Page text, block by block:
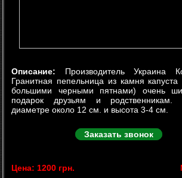
Описание: Производитель Украина
Гранитная пепельница из камня
большими черными пятнами) очень
подарок друзьям и
диаметре около 12 см. и высота 3-4 см.
Заказать звонок
Цена: 1200 грн.